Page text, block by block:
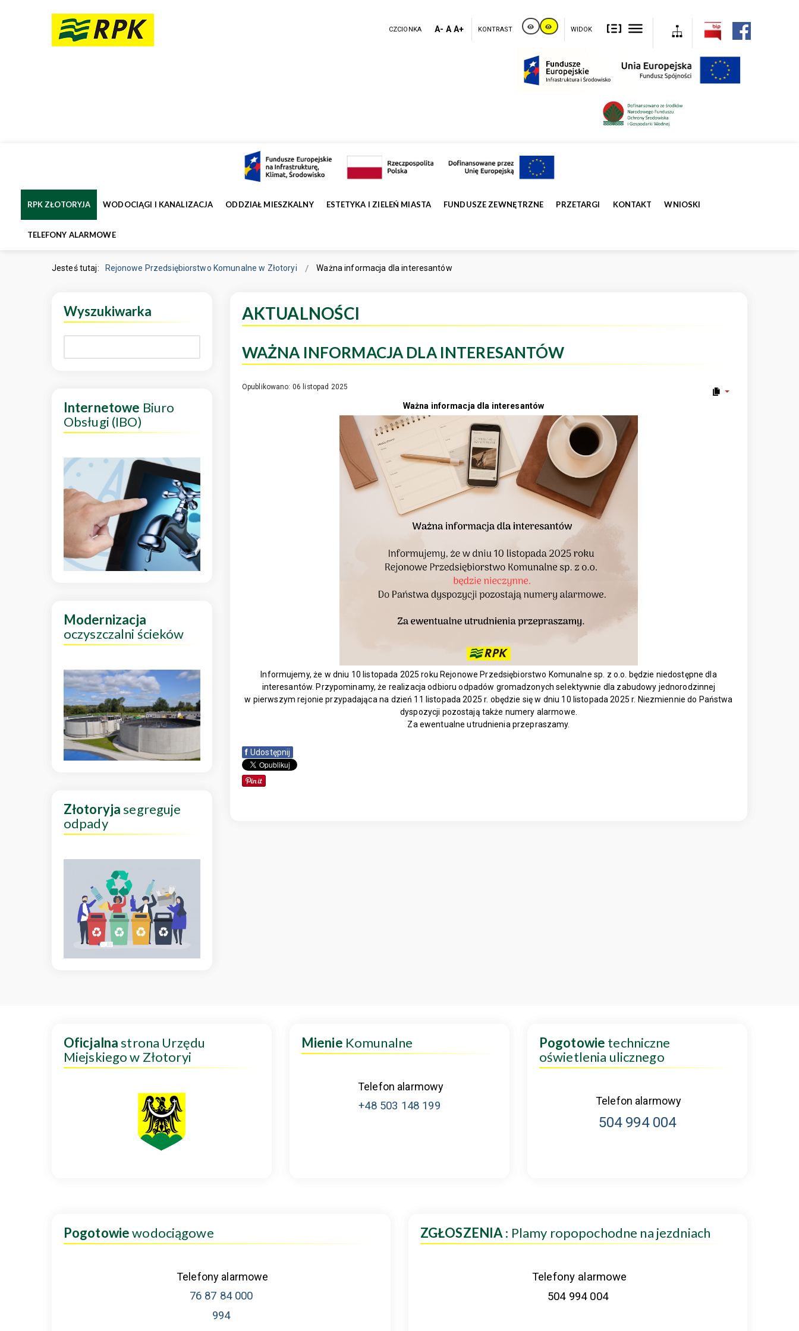
CZCIONKA A- A A+ KONTRAST WIDOK
RPK ZŁOTORYJA WODOCIĄGI I KANALIZACJA ODDZIAŁ MIESZKALNY ESTETYKA I ZIELEŃ MIASTA FUNDUSZE ZEWNĘTRZNE PRZETARGI KONTAKT WNIOSKI
TELEFONY ALARMOWE
Jesteś tutaj: Rejonowe Przedsiębiorstwo Komunalne w Złotoryi Ważna informacja dla interesantów
AKTUALNOŚCI
WAŻNA INFORMACJA DLA INTERESANTÓW
Opublikowano: 06 listopad 2025
Ważna informacja dla interesantów
Informujemy, że w dniu 10 listopada 2025 roku Rejonowe Przedsiębiorstwo Komunalne sp. z o.o. będzie niedostępne dla
interesantów. Przypominamy, że realizacja odbioru odpadów gromadzonych selektywnie dla zabudowy jednorodzinnej
w pierwszym rejonie przypadająca na dzień 11 listopada 2025 r. obędzie się w dniu 10 listopada 2025 r. Niezmiennie do Państwa
dyspozycji pozostają także numery alarmowe.
Za ewentualne utrudnienia przepraszamy.
f Udostępnij
Wyszukiwarka
Internetowe Biuro
Obsługi (IBO)
Modernizacja
oczyszczalni ścieków
Złotoryjasegreguje
odpady
Oficjalnastrona Urzędu
Miejskiego w Złotoryi
Mienie Komunalne
Telefon alarmowy
+48 503 148 199
Pogotowie techniczne
oświetlenia ulicznego
Telefon alarmowy
504 994 004
Pogotowiewodociągowe
Telefony alarmowe
76 87 84 000
994
ZGŁOSZENIA : Plamy ropopochodne na jezdniach
Telefony alarmowe
504 994 004